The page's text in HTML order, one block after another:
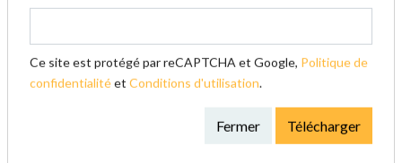
Ce site est protégé par reCAPTCHA et Google, Politique de
confidentialitéet Conditions d'utilisation.
Fermer Télécharger